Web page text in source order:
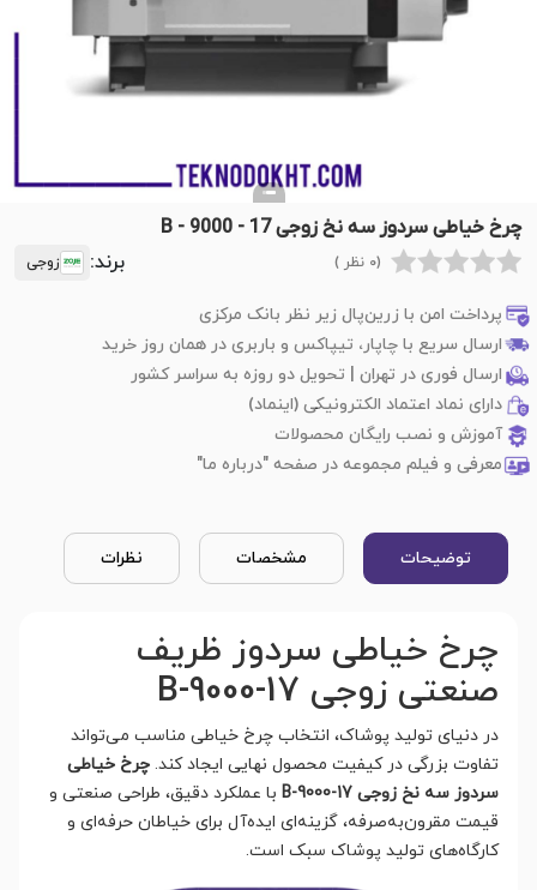
چرخ خیاطی سردوز سه نخ زوجی B - 9000 - 17
(0 نظر ) برند: زوجی
پرداخت امن با زرین‌پال زیر نظر بانک مرکزی
ارسال سریع با چاپار، تیپاکس و باربری در همان روز خرید
ارسال فوری در تهران | تحویل دو روزه به سراسر کشور
دارای نماد اعتماد الکترونیکی (اینماد)
آموزش و نصب رایگان محصولات
معرفی و فیلم مجموعه در صفحه "درباره ما"
توضیحات مشخصات نظرات
چرخ خیاطی سردوز ظریف
صنعتی زوجی B-9000-17
در دنیای تولید پوشاک، انتخاب چرخ خیاطی مناسب می‌تواند
تفاوت بزرگی در کیفیت محصول نهایی ایجاد کند. چرخ خیاطی
سردوز سه نخ زوجی B-9000-17
با عملکرد دقیق، طراحی صنعتی و
قیمت مقرون‌به‌صرفه، گزینه‌ای ایده‌آل برای خیاطان حرفه‌ای و
کارگاه‌های تولید پوشاک سبک است.